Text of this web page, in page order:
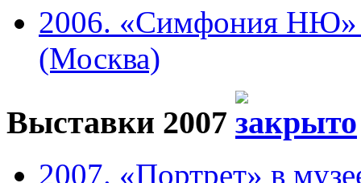
2006. «Симфония НЮ»
(Москва)
Выставки 2007
2007. «Портрет» в